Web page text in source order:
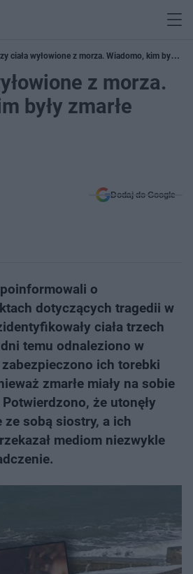
ciała wyłowione z morza. Wiadomo, kim były
z morza.
były zmarłe
Dodaj do Google
o
dotyczących tragedii w
ciała trzech
temu odnaleziono w
ich torebki
zmarłe miały na sobie
że utonęły
sobą siostry, a ich
mediom niezwykle